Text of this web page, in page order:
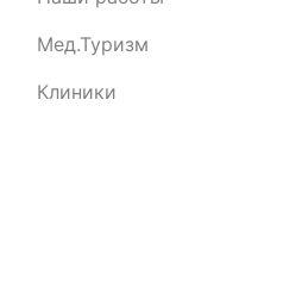
Мед.Туризм
Клиники
Выгодные цены на
гигиену рта
Лечение без скрытых
Применяются